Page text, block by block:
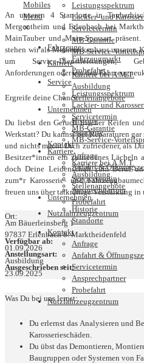
Leistungsspektrum
Lackier- und
Servicetermin
MB-Garantie
MB-Service-
Karriere
Karriere bei A.M.T.
Ausbildung
Stellenangebote
Unternehmen
Historie
Standorte
Kontakt
Anfrage
Anfahrt &
Servicetermin
Ansprechpartner
Probefahrt
Nutzfahrzeugzentrum
✕
Fahrzeuge
Fahrzeugmarkt
Probefahrt
Service
Leistungsspektrum
Lackier- und
Servicetermin
MB-Garantie
MB-Service-
Karriere
Karriere bei A.M.T.
Ausbildung
Stellenangebote
Unternehmen
Historie
Standorte
Kontakt
Anfrage
Anfahrt &
Servicetermin
Ansprechpartner
Probefahrt
Nutzfahrzeugzentrum
An unseren 4 Standorte in
Mergentheim und Erlenbach bei
MainTauber und Main-Spessart
stehen wir als Mehrmarkenhaus unseren
um Service-Dienstleistungen,
Anforderungen oder um den
Ergreife deine Chance
Du liebst den Geruch frischer Reifen
Werkstatt? Du kannst bei Reparaturen
und nichts macht Dich zufriedener, als
Besitzer*innen ein zufriedenes Lächeln
doch Deine Leidenschaft zum Beruf
zum*r Karosserie- und
freuen uns über tatkräftige Verstärkung in
Ort:
Am Bäuerleinsberg 1
97837 Erlenbach b. Marktheidenfeld
Verfügbar ab:
01.09.2026
Anstellungsart:
Ausbildung
Ausgeschrieben seit:
23.09.2025
Was Du bei uns lernst:
Du erlernst das Analysieren und
Karosserieschäden.
Du übst das Demontieren,
Baugruppen oder Systemen von